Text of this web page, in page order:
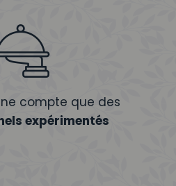
compte que des
expérimentés